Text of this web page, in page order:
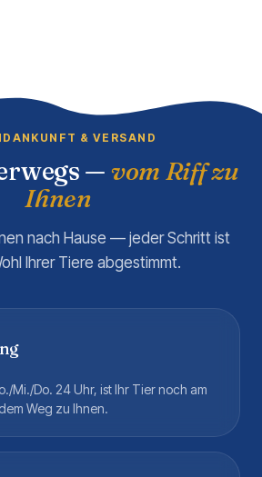
& VERSAND
— vom Riff zu
Ihnen
nach Hause — jeder Schritt ist
Ihrer Tiere abgestimmt.
Mi./Do. 24 Uhr, ist Ihr Tier noch am
Weg zu Ihnen.